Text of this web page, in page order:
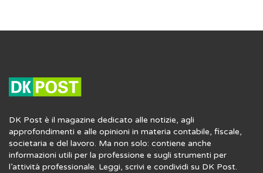
DK Post è il magazine dedicato alle notizie, agli
approfondimenti e alle opinioni in materia contabile, fiscale,
societaria e del lavoro. Ma non solo: contiene anche
informazioni utili per la professione e sugli strumenti per
l’attività professionale. Leggi, scrivi e condividi su DK Post.